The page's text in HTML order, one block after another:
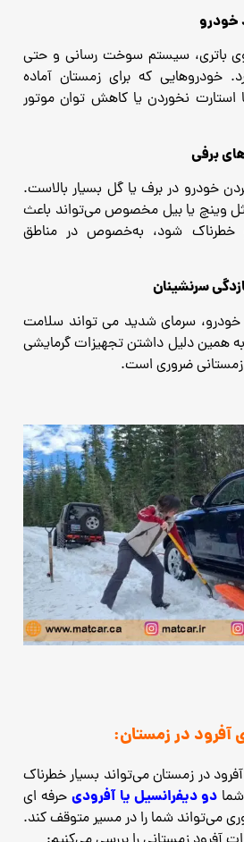
باتری، سیستم سوخت ‌رسانی و حتی
خودروهایی که برای زمستان آماده
نخوردن یا کاهش توان موتور
خودرو در برف یا گل بسیار بالاست.
وینچ یا بیل مخصوص می‌تواند باعث
شود، به‌خصوص در مناطق
سرمای شدید می‌ تواند سلامت
همین دلیل داشتن تجهیزات گرمایشی
ضروری است.
آفرود در زمستان:
در زمستان می‌تواند بسیار خطرناک
دو دیفرانسیل یا آفرودیحرفه ‌ای
می‌تواند شما را در مسیر متوقف کند.